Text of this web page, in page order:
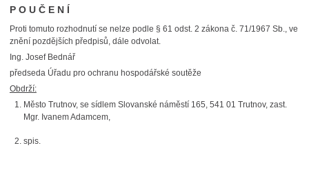
P O U Č E N Í
Proti tomuto rozhodnutí se nelze podle § 61 odst. 2 zákona č. 71/1967 Sb., ve
znění pozdějších předpisů, dále odvolat.
Ing. Josef Bednář
předseda Úřadu pro ochranu hospodářské soutěže
Obdrží:
Město Trutnov, se sídlem Slovanské náměstí 165, 541 01 Trutnov, zast.
Mgr. Ivanem Adamcem,
spis.